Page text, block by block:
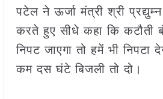
पटेल ने ऊर्जा मंत्री श्री
करते हुए सीधे कहा कि कटौती
निपट जाएगा तो हमें भी निपटा
कम दस घंटे बिजली तो दो।